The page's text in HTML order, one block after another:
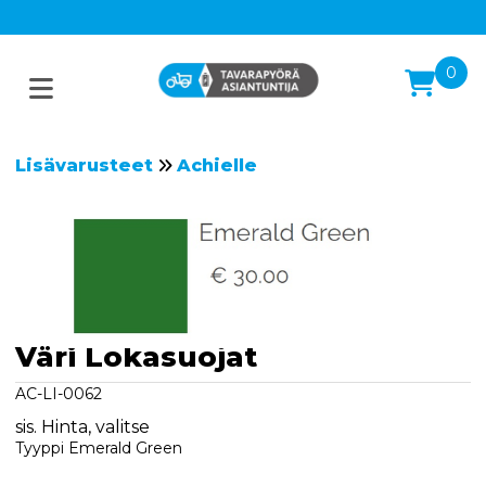
0
Lisävarusteet Achielle
Väri Lokasuojat
AC-LI-0062
sis. Hinta, valitse
Tyyppi Emerald Green